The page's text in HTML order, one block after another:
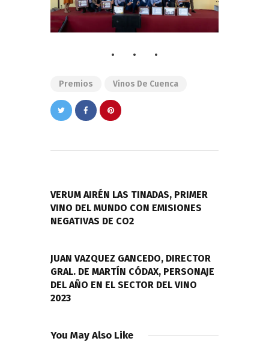
Premios Vinos De Cuenca
entradas
VERUM AIRÉN LAS TINADAS, PRIMER
VINO DEL MUNDO CON EMISIONES
NEGATIVAS DE CO2
JUAN VAZQUEZ GANCEDO, DIRECTOR
GRAL. DE MARTÍN CÓDAX, PERSONAJE
DEL AÑO EN EL SECTOR DEL VINO
2023
You May Also Like